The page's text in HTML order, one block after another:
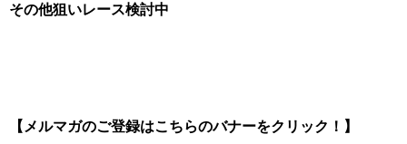
その他狙いレース検討中
【メルマガのご登録はこちらのバナーをクリック！】